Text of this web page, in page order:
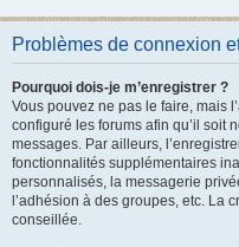
Problèmes de connexion
Pourquoi dois-je m’enregistrer ?
Vous pouvez ne pas le faire, mais
configuré les forums afin qu’il soit
messages. Par ailleurs,
fonctionnalités supplémentaires
personnalisés, la messagerie
l’adhésion à des groupes, etc. La
conseillée.